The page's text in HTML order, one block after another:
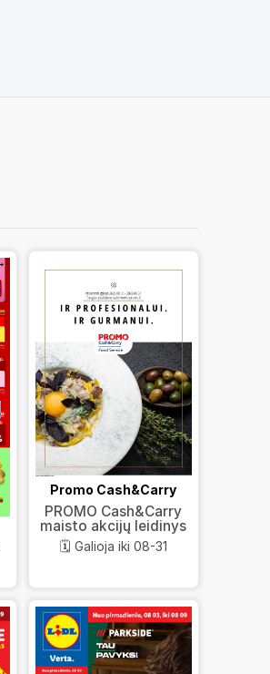
Promo Cash&Carry
PROMO Cash&Carry
maisto akcijų leidinys
🗓️ Galioja iki 08-31